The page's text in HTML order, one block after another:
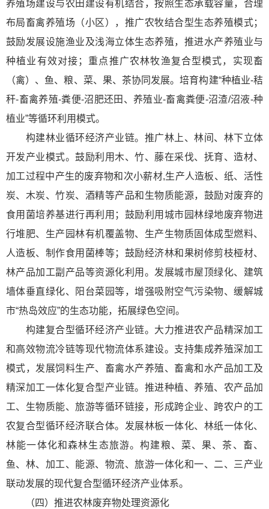
养殖场建设与农田建设有机结合，按照生态承载容量，合理
布局畜禽养殖场（小区），推广农牧结合型生态养殖模式；
鼓励发展设施渔业及浅海立体生态养殖，推进水产养殖业与
种植业有效对接；重点推广农林牧渔复合型模式，实现畜
（禽）、鱼、粮、菜、果、茶协同发展。培育构建“种植业-秸
秆-畜禽养殖-粪便-沼肥还田、养殖业-畜禽粪便-沼渣/沼液-种
植业”等循环利用模式。
构建林业循环经济产业链。推广林上、林间、林下立体
开发产业模式。鼓励利用木、竹、藤在采伐、抚育、造材、
加工过程中产生的废弃物和次小薪材,生产人造板、纸、活性
炭、木炭、竹炭、酒精等产品和生物质能源，鼓励对废弃的
食用菌培养基进行再利用；鼓励利用城市园林绿地废弃物进
行堆肥、生产园林有机覆盖物、生产生物质固体成型燃料、
人造板、制作食用菌棒等；鼓励经济林和果树修剪枝桠材、
林产品加工副产品等资源化利用。发展城市屋顶绿化、建筑
墙体垂直绿化、阳台菜园等，增强吸附空气污染物、缓解城
市“热岛效应”的生态功能，拓展绿色空间。
构建复合型循环经济产业链。大力推进农产品精深加工
和高效物流冷链等现代物流体系建设。支持集成养殖深加工
模式，发展饲料生产、畜禽水产养殖、畜禽和水产品加工及
精深加工一体化复合型产业链。推进种植、养殖、农产品加
工、生物质能、旅游等循环链接，形成跨企业、跨农户的工
农复合型循环经济联合体。发展林板一体化、林纸一体化、
林能一体化和森林生态旅游。构建粮、菜、果、茶、畜、
鱼、林、加工、能源、物流、旅游一体化和一、二、三产业
联动发展的现代复合型循环经济产业体系。
（四）推进农林废弃物处理资源化